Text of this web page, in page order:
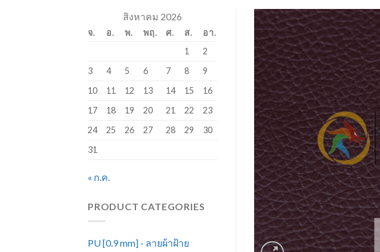
สิงหาคม 2026
จ. อ. พ. พฤ. ศ. ส.
อา.
1
2
3
4 5 6 7 8
9
10
11 12 13 14 15
16
17
18 19 20 21 22
23
24
25 26 27 28 29
30
31
« ก.ค.
PRODUCT CATEGORIES
PU [0.9 mm] - ลายผ้าฝ้าย